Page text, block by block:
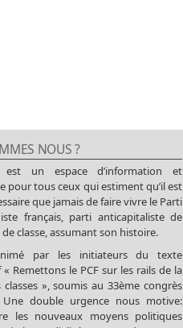
NOUS ?
un espace d’information et
pour tous ceux qui estiment qu’il est
que jamais de faire vivre le Parti
français, parti anticapitaliste de
de classe, assumant son histoire.
par les initiateurs du texte
Remettons le PCF sur les rails de la
», soumis au 33ème congrès
Une double urgence nous motive:
les nouveaux moyens politiques